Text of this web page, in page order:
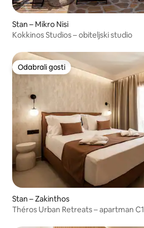
Stan – Mikro Nisi
Kokkinos Studios – obiteljski studio
Odabrali gosti
Odabrali gosti
Stan – Zakinthos
Théros Urban Retreats – apartman C1